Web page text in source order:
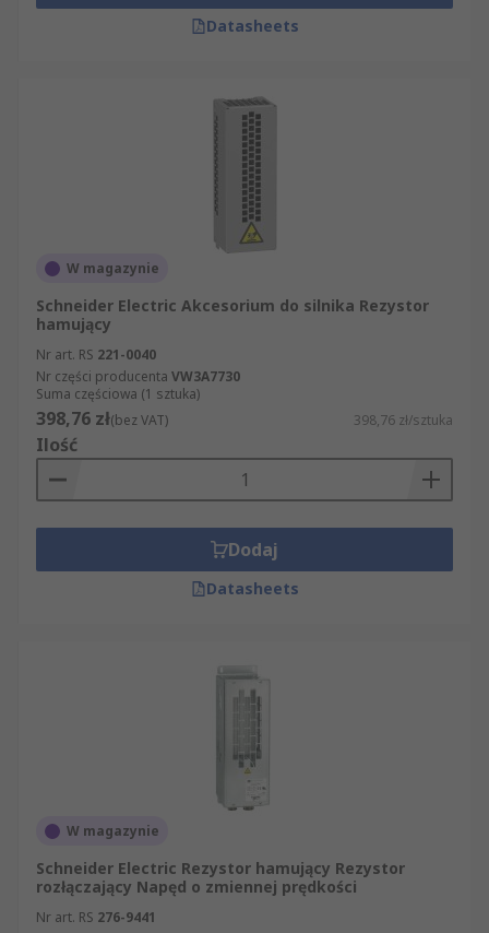
Datasheets
W magazynie
Schneider Electric Akcesorium do silnika Rezystor
hamujący
Nr art. RS 221-0040
Nr części producenta VW3A7730
Suma częściowa (1 sztuka)
398,76 zł(bez VAT) 398,76 zł/sztuka
Ilość
Dodaj
Datasheets
W magazynie
Schneider Electric Rezystor hamujący Rezystor
rozłączający Napęd o zmiennej prędkości
Nr art. RS 276-9441